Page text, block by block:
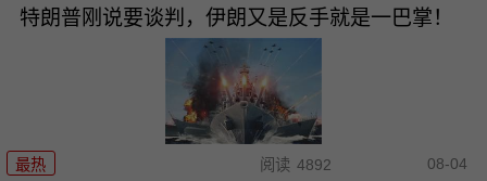
特朗普刚说要谈判，伊朗又是反手就是一巴掌！
最热 阅读 4892 08-04